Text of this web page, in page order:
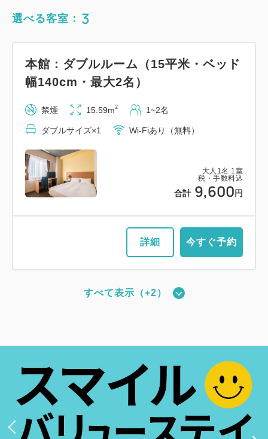
選べる客室： 3
大人 1 名 1 室
税・手数料込
合計 9,600 円
本館：ダブルルーム（15平米・ベッド
幅140cm・最大2名）
禁煙 15.59m2 1~2名
ダブルサイズ×1 Wi-Fiあり（無料）
詳細 今すぐ予約
大人 1名1室
2
セミダブルサイズ / 幅100-120cm×2
Wi-Fiあり（無料）
すべて表示（+2）